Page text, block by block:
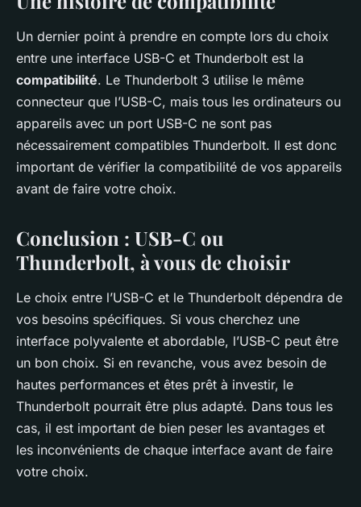
Un dernier point à prendre en compte lors du choix
entre une interface USB-C et Thunderbolt est la
compatibilité. Le Thunderbolt 3 utilise le même
connecteur que l’USB-C, mais tous les ordinateurs ou
appareils avec un port USB-C ne sont pas
nécessairement compatibles Thunderbolt. Il est donc
important de vérifier la compatibilité de vos appareils
avant de faire votre choix.
Conclusion : USB-C ou
Thunderbolt, à vous de choisir
Le choix entre l’USB-C et le Thunderbolt dépendra de
vos besoins spécifiques. Si vous cherchez une
interface polyvalente et abordable, l’USB-C peut être
un bon choix. Si en revanche, vous avez besoin de
hautes performances et êtes prêt à investir, le
Thunderbolt pourrait être plus adapté. Dans tous les
cas, il est important de bien peser les avantages et
les inconvénients de chaque interface avant de faire
votre choix.